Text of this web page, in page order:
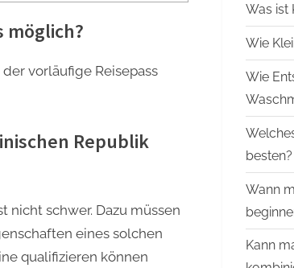
möglich?
vorläufige Reisepass
Republik
nicht schwer. Dazu müssen
eines solchen
qualifizieren können
Was ist
Wie
Wie
besten?
Wann
Kann